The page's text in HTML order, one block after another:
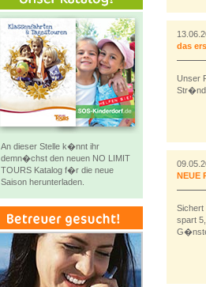
An dieser Stelle k�nnt ihr
demn�chst den neuen NO LIMIT
TOURS Katalog f�r die neue
Saison herunterladen.
das
Unser
NEUE
spart